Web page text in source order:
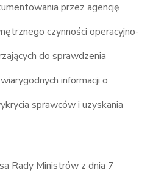
przez agencję
czynności operacyjno-
do sprawdzenia
informacji o
sprawców i uzyskania
Rady Ministrów z dnia 7